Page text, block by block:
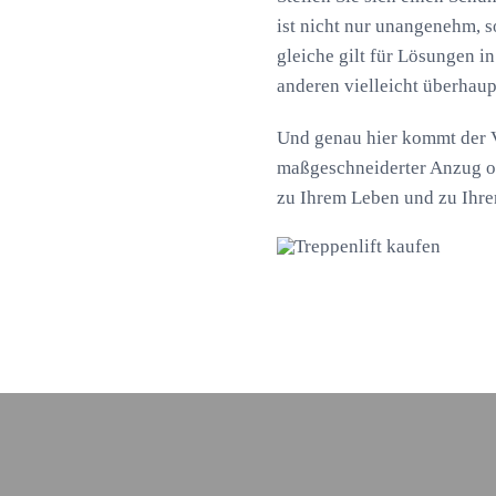
ist nicht nur unangenehm,
gleiche gilt für Lösungen
anderen vielleicht
Und genau hier kommt
maßgeschneiderter Anzug
zu Ihrem Leben und zu